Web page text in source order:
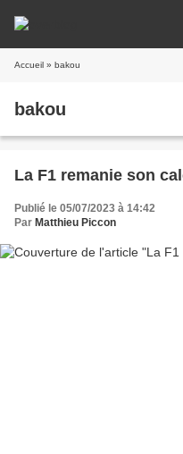
Accueil » bakou
bakou
La F1 remanie son
Publié le 05/07/2023 à 14:42
Par Matthieu Piccon